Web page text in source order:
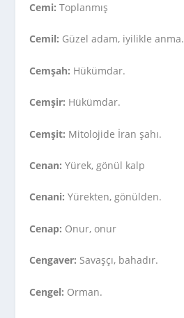
Cemi: Toplanmış
Cemil: Güzel adam, iyilikle anma.
Cemşah: Hükümdar.
Cemşir: Hükümdar.
Cemşit: Mitolojide İran şahı.
Cenan: Yürek, gönül kalp
Cenani: Yürekten, gönülden.
Cenap: Onur, onur
Cengaver: Savaşçı, bahadır.
Cengel: Orman.